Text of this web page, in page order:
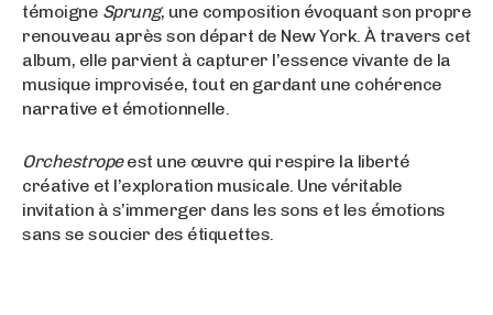
témoigne Sprung, une composition évoquant son propre
renouveau après son départ de New York. À travers cet
album, elle parvient à capturer l’essence vivante de la
musique improvisée, tout en gardant une cohérence
narrative et émotionnelle.
Orchestropeest une œuvre qui respire la liberté
créative et l’exploration musicale. Une véritable
invitation à s’immerger dans les sons et les émotions
sans se soucier des étiquettes.